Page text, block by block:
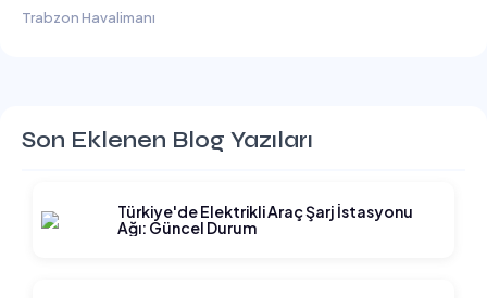
Trabzon Havalimanı
Son Eklenen Blog Yazıları
Türkiye'de Elektrikli Araç Şarj İstasyonu
Ağı: Güncel Durum